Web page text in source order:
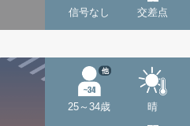
信号なし 交差点
25～34歳
他
晴